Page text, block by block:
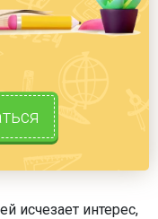
исчезает интерес,